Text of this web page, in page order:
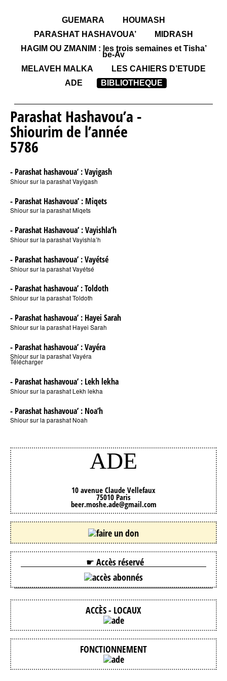
GUEMARA
HOUMASH
PARASHAT HASHAVOUA’
MIDRASH
HAGIM OU ZMANIM : les trois semaines et Tisha’
be-Av
MELAVEH MALKA
LES CAHIERS D’ETUDE
ADE
BIBLIOTHEQUE
Parashat Hashavou’a -
Shiourim de l’année
5786
- Parashat hashavoua’ : Vayigash
Shiour sur la parashat Vayigash
- Parashat Hashavoua’ : Miqets
Shiour sur la parashat Miqets
- Parashat Hashavoua’ : Vayishla’h
Shiour sur la parashat Vayishla’h
- Parashat hashavoua’ : Vayétsé
Shiour sur la parashat Vayétsé
- Parashat hashavoua’ : Toldoth
Shiour sur la parashat Toldoth
- Parashat hashavoua’ : Hayei Sarah
Shiour sur la parashat Hayei Sarah
- Parashat hashavoua’ : Vayéra
Shiour sur la parashat Vayéra
Télécharger
- Parashat hashavoua’ : Lekh lekha
Shiour sur la parashat Lekh lekha
- Parashat hashavoua’ : Noa’h
Shiour sur la parashat Noah
ADE
10 avenue Claude Vellefaux
75010 Paris
beer.moshe.ade@gmail.com
☛ Accès réservé
ACCÈS - LOCAUX
FONCTIONNEMENT